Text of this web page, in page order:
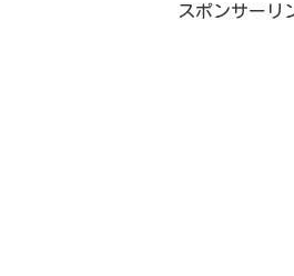
スポンサーリ